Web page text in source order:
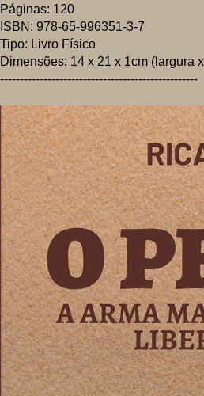
Páginas: 120
ISBN: 978-65-996351-3-7
Tipo: Livro Físico
Dimensões: 14 x 21 x 1cm (largura
--------------------------------------------------